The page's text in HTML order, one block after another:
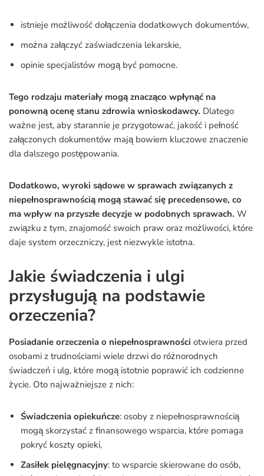
istnieje możliwość dołączenia dodatkowych dokumentów,
można załączyć zaświadczenia lekarskie,
opinie specjalistów mogą być pomocne.
Tego rodzaju materiały mogą znacząco wpłynąć na
ponowną ocenę stanu zdrowia wnioskodawcy. Dlatego
ważne jest, aby starannie je przygotować, jakość i pełność
załączonych dokumentów mają bowiem kluczowe znaczenie
dla dalszego postępowania.
Dodatkowo, wyroki sądowe w sprawach związanych z
niepełnosprawnością mogą stawać się precedensowe, co
ma wpływ na przyszłe decyzje w podobnych sprawach. W
związku z tym, znajomość swoich praw oraz możliwości, które
daje system orzeczniczy, jest niezwykle istotna.
Jakie świadczenia i ulgi
przysługują na podstawie
orzeczenia?
Posiadanie orzeczenia o niepełnosprawności otwiera przed
osobami z trudnościami wiele drzwi do różnorodnych
świadczeń i ulg, które mogą istotnie poprawić ich codzienne
życie. Oto najważniejsze z nich:
Świadczenia opiekuńcze: osoby z niepełnosprawnością
mogą skorzystać z finansowego wsparcia, które pomaga
pokryć koszty opieki,
Zasiłek pielęgnacyjny: to wsparcie skierowane do osób,